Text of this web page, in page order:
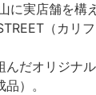
に実店舗を構
（カリ
んだオリジナ
）。